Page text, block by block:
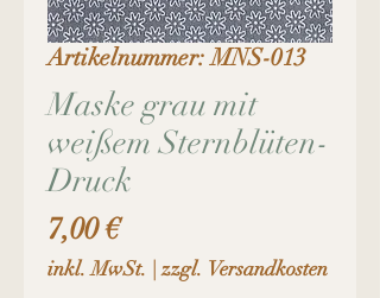
Artikelnummer: MNS-013
Maske grau mit
weißem Sternblüten-
Druck
7,00 €Preis
inkl. MwSt. |zzgl. Versandkosten